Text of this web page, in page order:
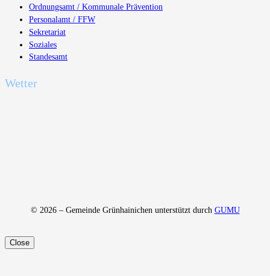
Ordnungsamt / Kommunale Prävention
Personalamt / FFW
Sekretariat
Soziales
Standesamt
Wetter
© 2026 – Gemeinde Grünhainichen unterstützt durch GUMU
Close